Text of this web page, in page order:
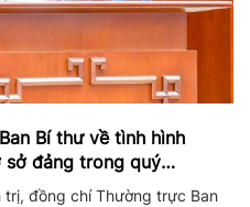
Bí thư về tình hình
đảng trong quý
trị, đồng chí Thường trực Ban